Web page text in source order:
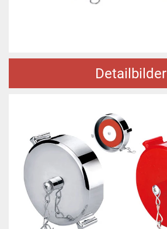
Detailbilder